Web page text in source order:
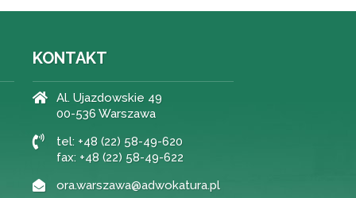
KONTAKT
Al. Ujazdowskie 49
00-536 Warszawa
tel: +48 (22) 58-49-620
fax: +48 (22) 58-49-622
ora.warszawa@adwokatura.pl